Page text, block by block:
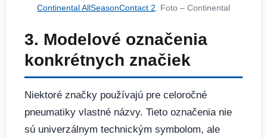
Continental AllSeasonContact 2. Foto – Continental
3. Modelové označenia
konkrétnych značiek
Niektoré značky používajú pre celoročné
pneumatiky vlastné názvy. Tieto označenia nie
sú univerzálnym technickým symbolom, ale